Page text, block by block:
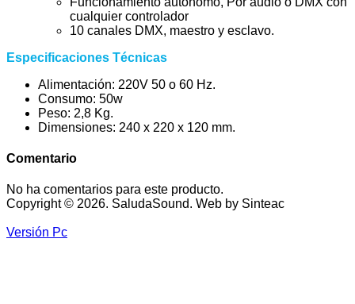
cualquier controlador
10 canales DMX, maestro y esclavo.
Especificaciones Técnicas
Alimentación: 220V 50 o 60 Hz.
Consumo: 50w
Peso: 2,8 Kg.
Dimensiones: 240 x 220 x 120 mm.
Comentario
No ha comentarios para este producto.
Copyright © 2026. SaludaSound. Web by Sinteac
Versión Pc